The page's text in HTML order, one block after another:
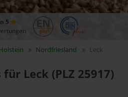
5
Nordfriesland Leck
Leck (PLZ 25917)